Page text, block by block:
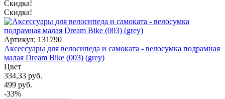
Скидка!
Скидка!
Артикул: 131790
Аксессуары для велосипеда и самоката - велосумка подрамная
малая Dream Bike (003) (grey)
Цвет
334,33 руб.
499 руб.
-33%